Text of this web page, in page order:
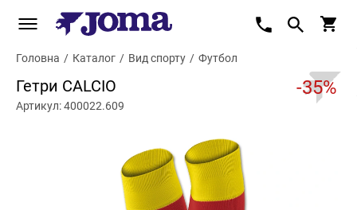
Головна / Каталог / Вид спорту / Футбол
Гетри CALCIO -35%
Артикул: 400022.609